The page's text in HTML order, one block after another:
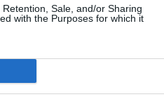
Sale, and/or Sharing
with the Purposes for which it